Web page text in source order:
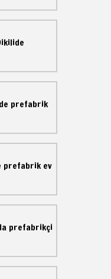
prefabrik
prefabrik ev
prefabrikçi